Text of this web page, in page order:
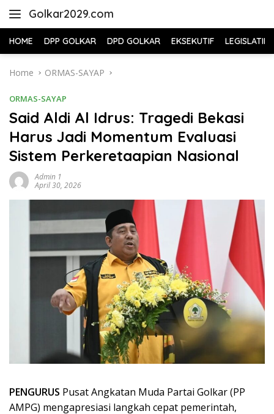
Golkar2029.com
HOME DPP GOLKAR DPD GOLKAR EKSEKUTIF LEGISLATIF
Home ORMAS-SAYAP
ORMAS-SAYAP
Said Aldi Al Idrus: Tragedi Bekasi
Harus Jadi Momentum Evaluasi
Sistem Perkeretaapian Nasional
Admin 1
April 30, 2026
PENGURUS Pusat Angkatan Muda Partai Golkar (PP
AMPG) mengapresiasi langkah cepat pemerintah,